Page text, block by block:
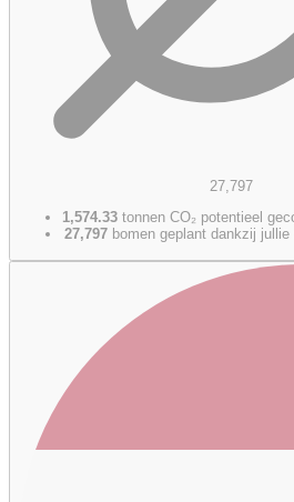
27,797
1,574.33 tonnen CO₂ potentieel
27,797 bomen geplant dankzij